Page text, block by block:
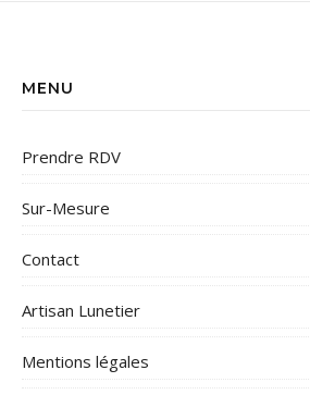
MENU
Prendre RDV
Sur-Mesure
Contact
Artisan Lunetier
Mentions légales